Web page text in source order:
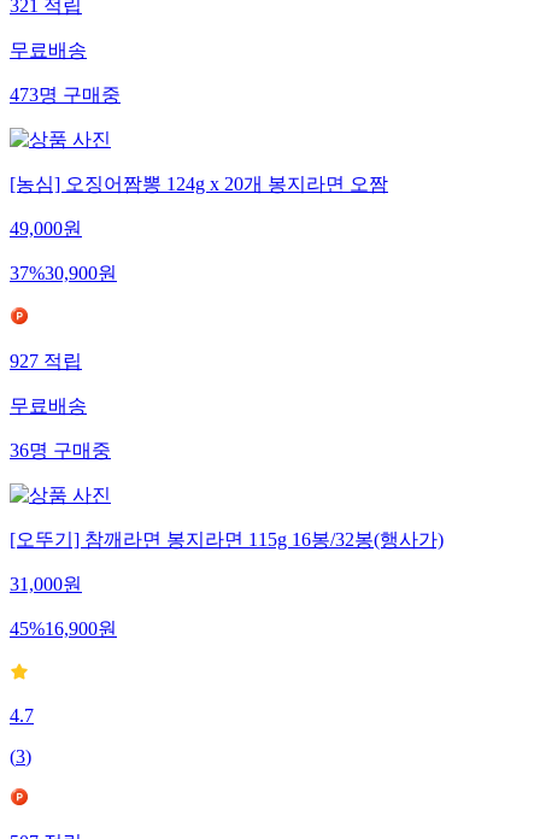
321적립
무료배송
473명구매중
[농심] 오징어짬뽕 124g x 20개 봉지라면 오짬
49,000원
37%30,900원
927적립
무료배송
36명구매중
[오뚜기] 참깨라면 봉지라면 115g 16봉/32봉(행사가)
31,000원
45%16,900원
4.7
(3)